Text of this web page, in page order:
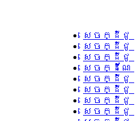
សេចក្ដីជូ
សេចក្ដីជូ
សេចក្ដីជូ
សេចក្ដីណ
សេចក្ដីជូ
សេចក្ដីជូ
សេចក្ដីជូ
សេចក្ដីជូ